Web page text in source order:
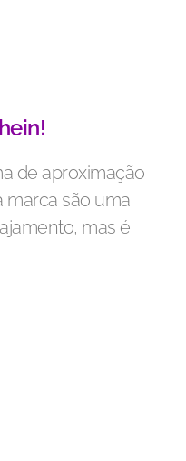
de aproximação
marca são uma
mas é